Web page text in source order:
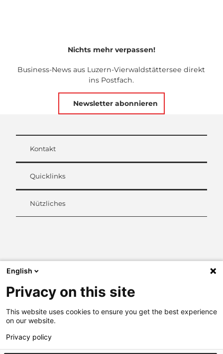
Nichts mehr verpassen!
Business-News aus Luzern-Vierwaldstättersee direkt
ins Postfach.
Newsletter abonnieren
Kontakt
Quicklinks
Nützliches
d
I
English
Privacy on this site
This website uses cookies to ensure you get the best experience
on our website.
Privacy policy